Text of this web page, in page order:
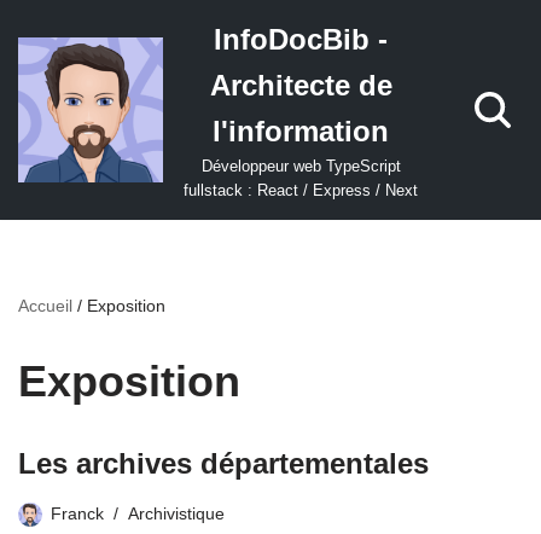
Aller
au
contenu
InfoDocBib -
Architecte de
l'information
Développeur web TypeScript
fullstack : React / Express / Next
Accueil / Exposition
Exposition
Les archives départementales
Franck Archivistique